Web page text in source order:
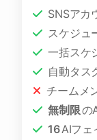
SNSアカ
スケジュ
一括スケ
自動タス
チームメ
無制限の
16AIフェ